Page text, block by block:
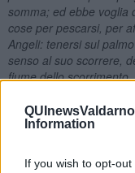
Information
If you wish to opt-
somma; ed ebbe voglia
cose per pescarsi, per
Angeli: tenersi sul
senso al suo scorrere,
fiume dello
Un giorno, dal tetto di
Zanardelli, cade una
mette a correre verso